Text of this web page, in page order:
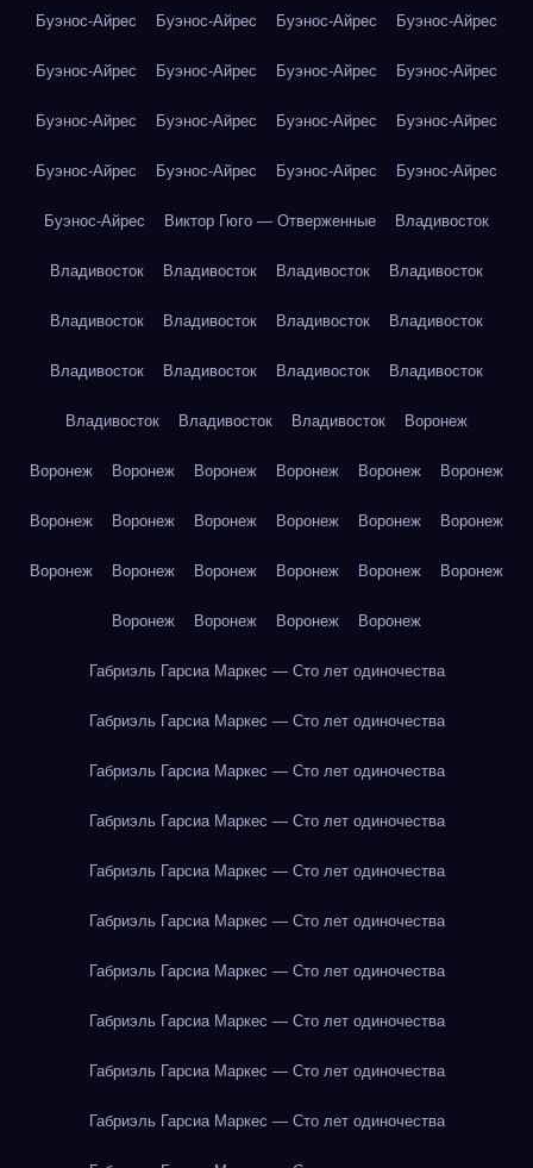
Буэнос-Айрес Буэнос-Айрес Буэнос-Айрес Буэнос-Айрес
Буэнос-Айрес Буэнос-Айрес Буэнос-Айрес Буэнос-Айрес
Буэнос-Айрес Буэнос-Айрес Буэнос-Айрес Буэнос-Айрес
Буэнос-Айрес Буэнос-Айрес Буэнос-Айрес Буэнос-Айрес
Буэнос-Айрес Виктор Гюго — Отверженные Владивосток
Владивосток Владивосток Владивосток Владивосток
Владивосток Владивосток Владивосток Владивосток
Владивосток Владивосток Владивосток Владивосток
Владивосток Владивосток Владивосток Воронеж
Воронеж Воронеж Воронеж Воронеж Воронеж Воронеж
Воронеж Воронеж Воронеж Воронеж Воронеж Воронеж
Воронеж Воронеж Воронеж Воронеж Воронеж Воронеж
Воронеж Воронеж Воронеж Воронеж
Габриэль Гарсиа Маркес — Сто лет одиночества
Габриэль Гарсиа Маркес — Сто лет одиночества
Габриэль Гарсиа Маркес — Сто лет одиночества
Габриэль Гарсиа Маркес — Сто лет одиночества
Габриэль Гарсиа Маркес — Сто лет одиночества
Габриэль Гарсиа Маркес — Сто лет одиночества
Габриэль Гарсиа Маркес — Сто лет одиночества
Габриэль Гарсиа Маркес — Сто лет одиночества
Габриэль Гарсиа Маркес — Сто лет одиночества
Габриэль Гарсиа Маркес — Сто лет одиночества